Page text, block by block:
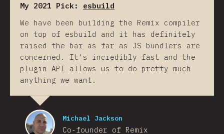
My 2021 Pick: esbuild
We have been building the Remix compiler
on top of esbuild and it has definitely
raised the bar as far as JS bundlers are
concerned. It's incredibly fast and the
plugin API allows us to do pretty much
anything we want.
Michael Jackson
Co-founder of Remix